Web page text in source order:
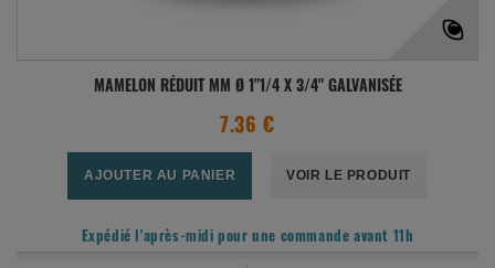
MAMELON RÉDUIT MM Ø 1"1/4 X 3/4" GALVANISÉE
7.36 €
AJOUTER AU PANIER VOIR LE PRODUIT
Expédié l'après-midi pour une commande avant 11h